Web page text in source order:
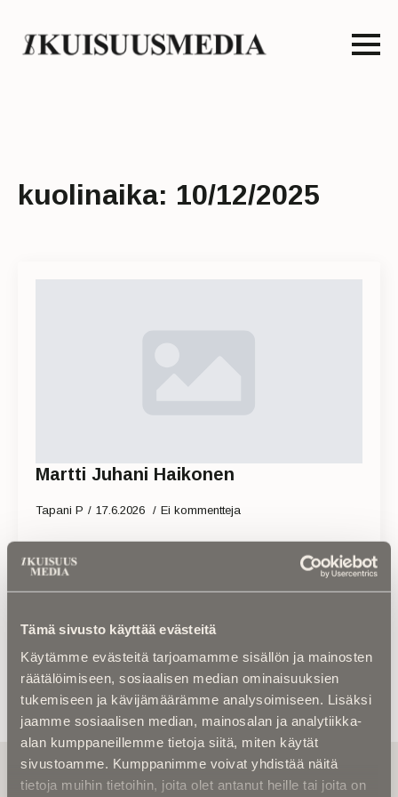
Tämä sivusto käyttää evästeitä
Käytämme evästeitä tarjoamamme sisällön ja mainosten
räätälöimiseen, sosiaalisen median ominaisuuksien
tukemiseen ja kävijämäärämme analysoimiseen. Lisäksi
jaamme sosiaalisen median, mainosalan ja analytiikka-
alan kumppaneillemme tietoja siitä, miten käytät
sivustoamme. Kumppanimme voivat yhdistää näitä
tietoja muihin tietoihin, joita olet antanut heille tai joita on
kuolinaika: 10/12/2025
Martti Juhani Haikonen
Tapani P 17.6.2026 Ei kommentteja
Read more
Tilaa uutiskirje - Pääset heti parhaiden
artikkelien pariin!